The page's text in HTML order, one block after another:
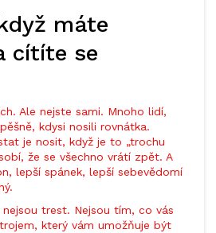
máte
cítíte se
Ale nejste sami. Mnoho lidí,
kdysi nosili rovnátka.
je nosit, když je to „trochu
že se všechno vrátí zpět. A
lepší spánek, lepší sebevědomí
trest. Nejsou tím, co vás
který vám umožňuje být